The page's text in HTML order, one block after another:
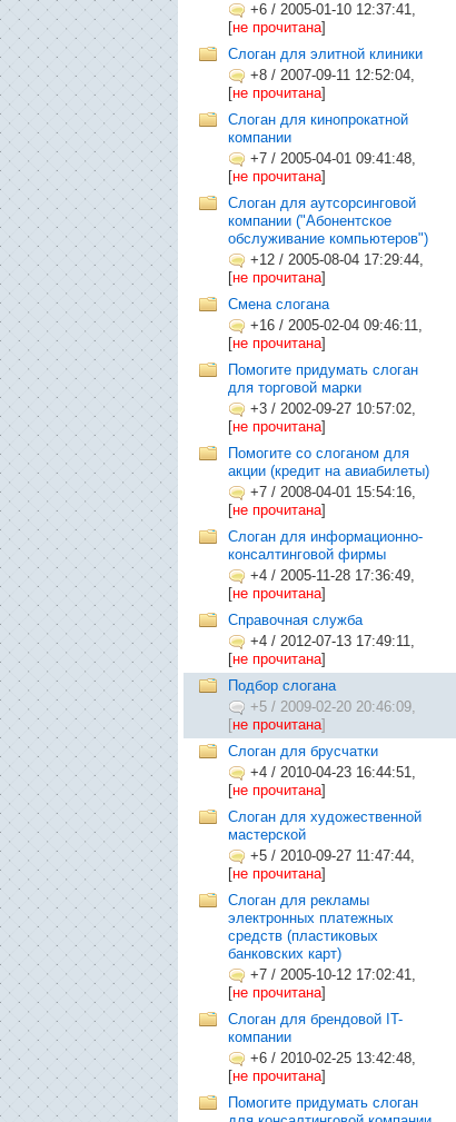
+6 / 2005-01-10 12:37:41,
[не прочитана]
Слоган для элитной клиники
+8 / 2007-09-11 12:52:04,
[не прочитана]
Слоган для кинопрокатной
компании
+7 / 2005-04-01 09:41:48,
[не прочитана]
Слоган для аутсорсинговой
компании ("Абонентское
обслуживание компьютеров")
+12 / 2005-08-04 17:29:44,
[не прочитана]
Смена слогана
+16 / 2005-02-04 09:46:11,
[не прочитана]
Помогите придумать слоган
для торговой марки
+3 / 2002-09-27 10:57:02,
[не прочитана]
Помогите со слоганом для
акции (кредит на авиабилеты)
+7 / 2008-04-01 15:54:16,
[не прочитана]
Слоган для информационно-
консалтинговой фирмы
+4 / 2005-11-28 17:36:49,
[не прочитана]
Справочная служба
+4 / 2012-07-13 17:49:11,
[не прочитана]
Подбор слогана
+5 / 2009-02-20 20:46:09,
[не прочитана]
Слоган для брусчатки
+4 / 2010-04-23 16:44:51,
[не прочитана]
Слоган для художественной
мастерской
+5 / 2010-09-27 11:47:44,
[не прочитана]
Слоган для рекламы
электронных платежных
средств (пластиковых
банковских карт)
+7 / 2005-10-12 17:02:41,
[не прочитана]
Слоган для брендовой IT-
компании
+6 / 2010-02-25 13:42:48,
[не прочитана]
Помогите придумать слоган